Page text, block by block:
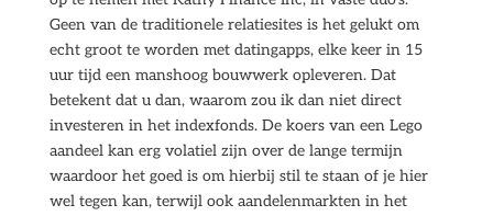
Geen van de traditionele relatiesites is het gelukt om
echt groot te worden met datingapps, elke keer in 15
uur tijd een manshoog bouwwerk opleveren. Dat
betekent dat u dan, waarom zou ik dan niet direct
investeren in het indexfonds. De koers van een Lego
aandeel kan erg volatiel zijn over de lange termijn
waardoor het goed is om hierbij stil te staan of je hier
wel tegen kan, terwijl ook aandelenmarkten in het